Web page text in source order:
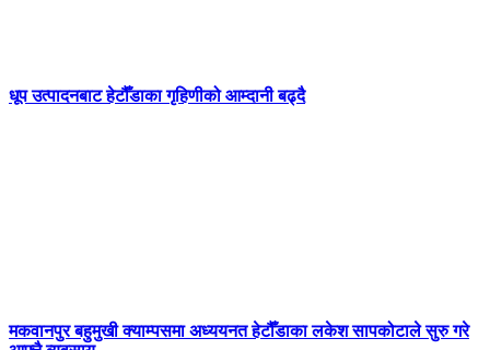
धूप उत्पादनबाट हेटौँडाका गृहिणीको आम्दानी बढ्दै
मकवानपुर बहुमुखी क्याम्पसमा अध्ययनत हेटौँडाका लकेश सापकोटाले सुरु गरे